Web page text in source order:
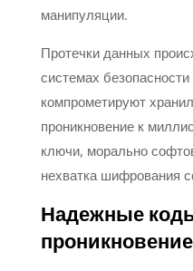
манипуляции.
Протечки данных
системах
компрометируют
проникновение к
ключи, морально
нехватка шифрования
Надежные